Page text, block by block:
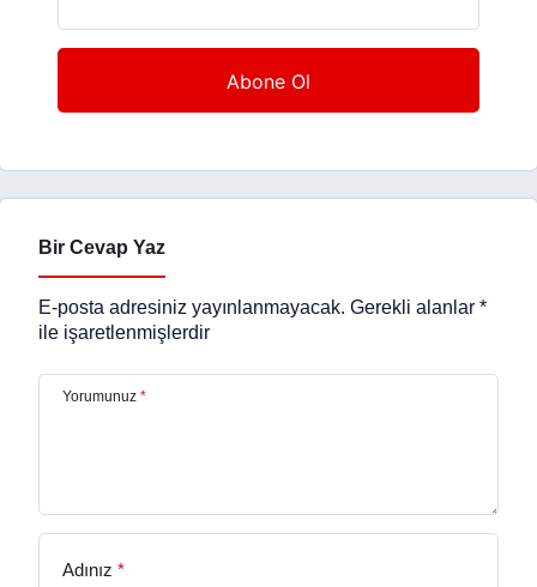
Bir Cevap Yaz
E-posta adresiniz yayınlanmayacak. Gerekli alanlar *
ile işaretlenmişlerdir
Yorumunuz *
Adınız *